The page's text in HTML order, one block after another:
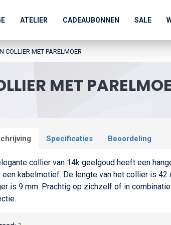
ATELIER CADEAUBONNEN SALE
COLLIER MET PARELMOER
MET
Specificaties Beoordeling
collier van 14k geelgoud heeft een
een kabelmotief. De lengte van het collier is 42
is 9 mm. Prachtig op zichzelf of in